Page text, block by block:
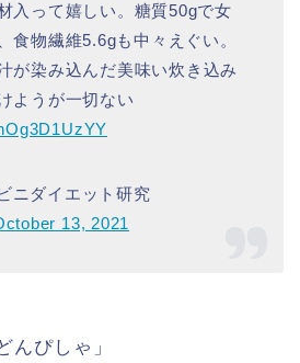
入って嬉しい。糖質50gで女
食物繊維5.6gも中々えぐい。
が染み込んだ美味い炊き込み
ようが一切ない
ニダイエット研究
13, 2021
んぴしゃ」